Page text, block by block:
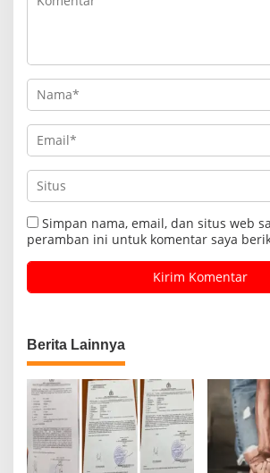
Simpan nama, email, dan situs web
peramban ini untuk komentar saya
Berita Lainnya